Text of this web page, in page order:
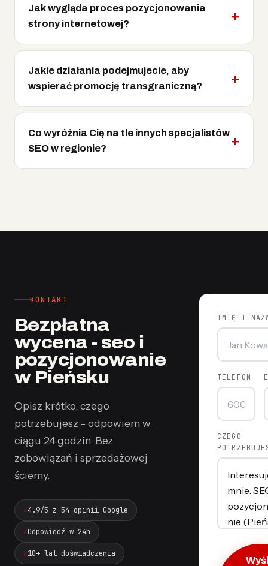
Jak wygląda proces pozycjonowania
strony internetowej?
Jakie działania podejmujecie, aby
wspierać promocję transgraniczną?
Co wyróżnia Cię na tle innych specjalistów
SEO w regionie?
KONTAKT
Bezpłatna
wycena - seo i
pozycjonowanie
w Pieńsku
Opisz krótko, czego
potrzebujesz - odpowiem w
ciągu 24 godzin. Bez
zobowiązań i sprzedażowej
ściemy.
4.9/5 z 54 opinii Google
Odpowiedź w 24h
10+ lat doświadczenia
IMIĘ I
TELEFON
CZEGO